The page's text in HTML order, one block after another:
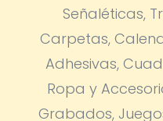
Señaléticas,
Carpetas,
Adhesivas,
Ropa y
Grabados,